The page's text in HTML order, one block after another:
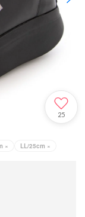
25
× LL/25cm ×